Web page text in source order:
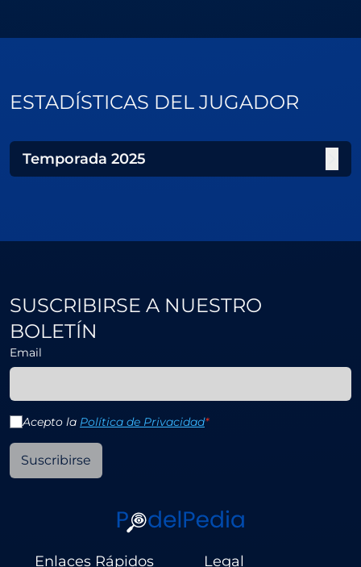
ESTADÍSTICAS DEL JUGADOR
Temporada 2025
SUSCRIBIRSE A NUESTRO
BOLETÍN
Email
Acepto la Política de Privacidad*
Suscribirse
Enlaces Rápidos Legal